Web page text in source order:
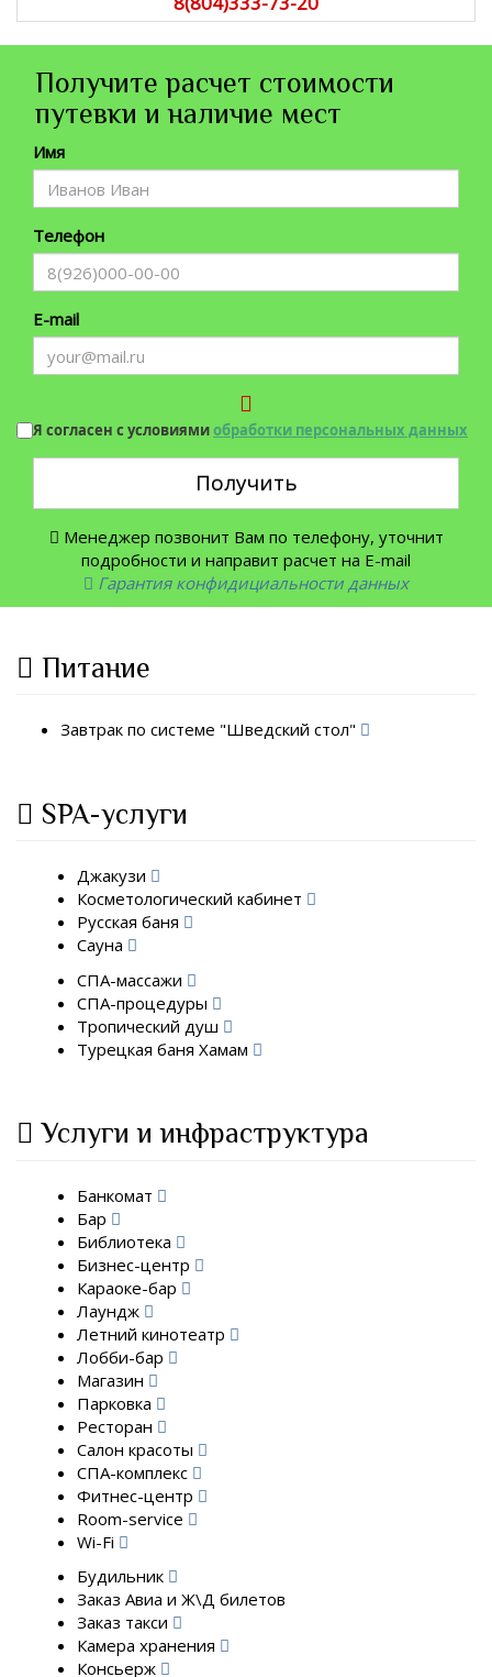
Получите расчет стоимости
путевки и наличие мест
Имя
Телефон
E-mail
Я согласен с условиямиобработки персональных данных
Получить
Менеджер позвонит Вам по телефону, уточнит
подробности и направит расчет на E-mail
Гарантия конфидициальности данных
Питание
Завтрак по системе "Шведский стол"
SPA-услуги
Джакузи
Косметологический кабинет
Русская баня
Сауна
СПА-массажи
СПА-процедуры
Тропический душ
Турецкая баня Хамам
Услуги и инфраструктура
Банкомат
Бар
Библиотека
Бизнес-центр
Караоке-бар
Лаундж
Летний кинотеатр
Лобби-бар
Магазин
Парковка
Ресторан
Салон красоты
СПА-комплекс
Фитнес-центр
Room-service
Wi-Fi
Будильник
Заказ Авиа и Ж\Д билетов
Заказ такси
Камера хранения
Консьерж